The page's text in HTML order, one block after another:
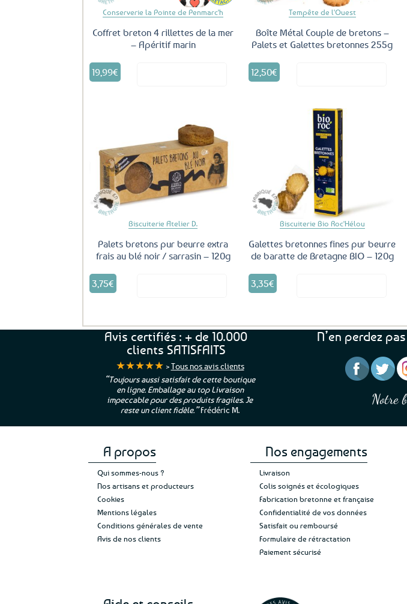
Conserverie la Pointe de Penmarc'h
Coffret breton 4 rillettes de la mer
– Apéritif marin
19,99€
Tempête de l'Ouest
Boîte Métal Couple de bretons –
Palets et Galettes bretonnes 255g
12,50€
Ajouter
aux
favoris
Biscuiterie Atelier D.
Palets bretons pur beurre extra
frais au blé noir / sarrasin – 120g
3,75€
Biscuiterie Bio Roc'Hélou
Galettes bretonnes fines pur beurre
de baratte de Bretagne BIO – 120g
3,35€
Avis certifiés : + de 10.000
clients SATISFAITS
★★★★★ >Tous nos avis clients
“Toujours aussi satisfait de cette boutique
en ligne. Emballage au top Livraison
impeccable pour des produits fragiles. Je
reste un client fidèle.”Frédéric M.
“Une boutique que je
leur sérieux, des bons et beaux
et une équipe à l’écoute :-)”
N’en perdez
Notre
A propos
Qui sommes-nous ?
Nos artisans et producteurs
Cookies
Mentions légales
Conditions générales de vente
Avis de nos clients
Nos engagements
Livraison
Colis soignés et écologiques
Fabrication bretonne et française
Confidentialité de vos données
Satisfait ou remboursé
Formulaire de rétractation
Paiement sécurisé